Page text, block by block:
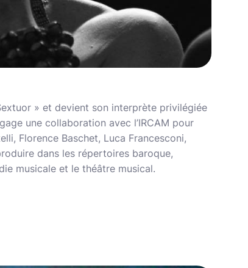
» et devient son interprète privilégiée
une collaboration avec l’IRCAM pour
Florence Baschet, Luca Francesconi,
dans les répertoires baroque,
musicale et le théâtre musical.